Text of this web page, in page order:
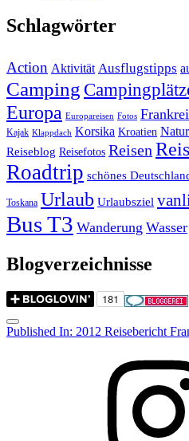
Schlagwörter
Action Aktivität Ausflugstipps
Camping
Europa Europareisen Fotos
Kajak Klappdach Korsika Kroatien Natur
Reiseblog Reisefotos Reisen
Roadtrip schönes
Toskana Urlaub Urlaubsziel
Bus T3 Wanderung Wasser
Blogverzeichnisse
Menu
Post
Published In: 2012 Reisebericht